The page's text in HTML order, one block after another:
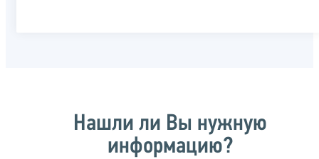
Нашли ли Вы нужную
информацию?